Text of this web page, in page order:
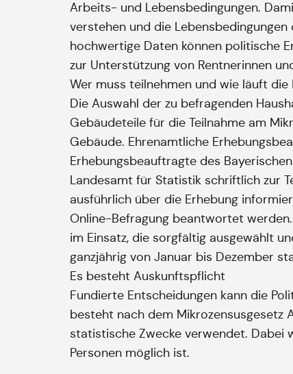
Arbeits- und Lebensbedingungen.
verstehen und die
hochwertige Daten können politische
zur Unterstützung von Rentnerinnen
Wer muss teilnehmen und wie läuft die
Die Auswahl der zu befragenden
Gebäudeteile für die Teilnahme am
Gebäude. Ehrenamtliche
Erhebungsbeauftragte des
Landesamt für Statistik schriftlich zur
ausführlich über die Erhebung
Online-Befragung beantwortet
im Einsatz, die sorgfältig ausgewählt
ganzjährig von Januar bis Dezember
Es besteht Auskunftspflicht
Fundierte Entscheidungen kann die
besteht nach dem Mikrozensusgesetz
statistische Zwecke verwendet. Dabei
Personen möglich ist.